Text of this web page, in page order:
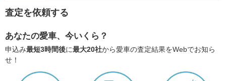
査定を依頼する
あなたの愛車、今いくら？
申込み最短3時間後に最大20社から愛車の査定結果をWebでお知ら
せ！